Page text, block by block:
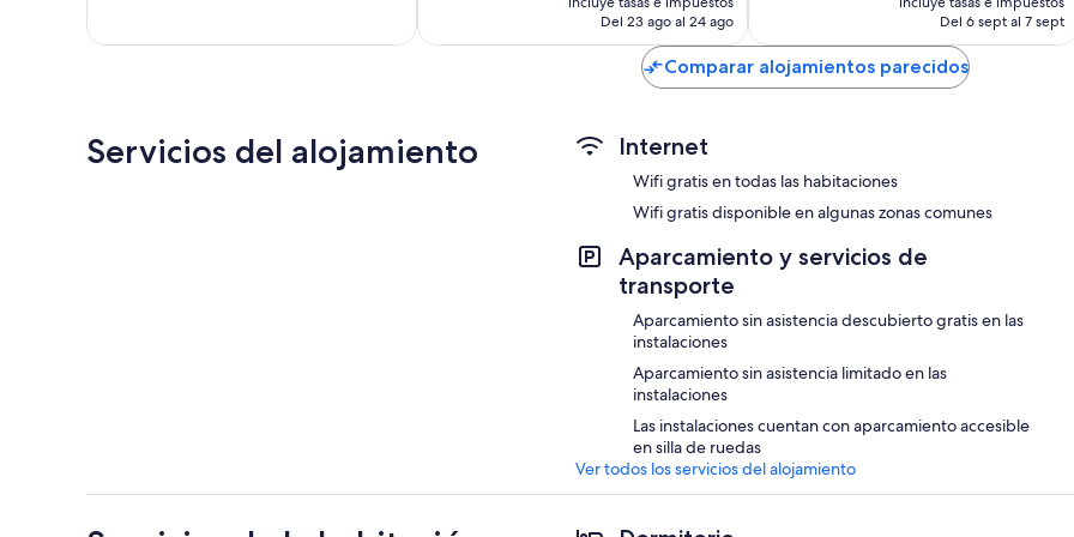
actual
de
84 €
Del 23 ago al 24 ago
actual
Del 6 sept al 7 sept
Comparar alojamientos parecidos
Servicios del alojamiento Internet
Wifi gratis en todas las habitaciones
Wifi gratis disponible en algunas zonas comunes
Aparcamiento y servicios de
transporte
Aparcamiento sin asistencia descubierto gratis en las
instalaciones
Aparcamiento sin asistencia limitado en las
instalaciones
Las instalaciones cuentan con aparcamiento accesible
en silla de ruedas
Ver todos los servicios del alojamiento